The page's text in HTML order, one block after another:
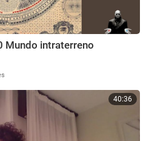
Mundo intraterreno
40:36